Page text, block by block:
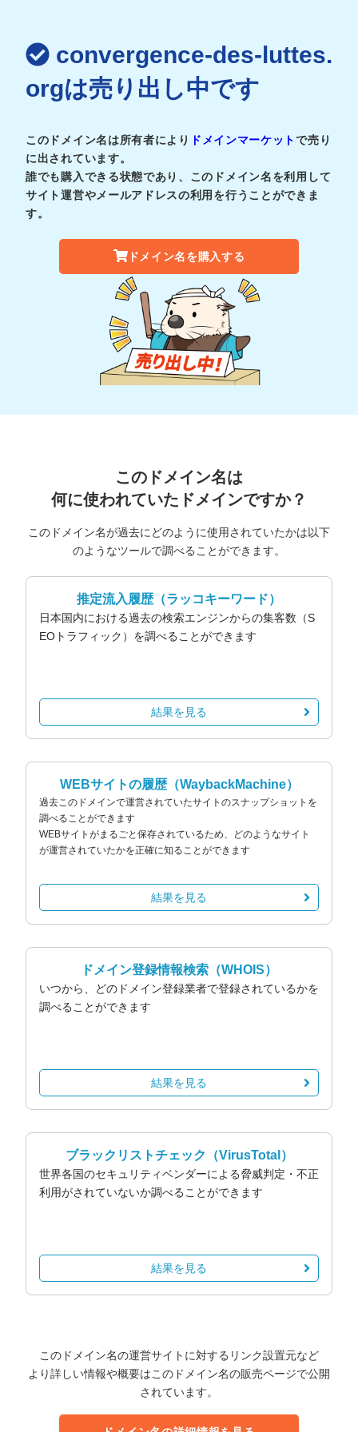
convergence-des-luttes.
orgは売り出し中です
このドメイン名は所有者により ドメインマーケットで売り
に出されています。
誰でも購入できる状態であり、このドメイン名を利用して
サイト運営やメールアドレスの利用を行うことができま
す。
ドメイン名を購入する
このドメイン名は
何に使われていたドメインですか？
このドメイン名が過去にどのように使用されていたかは以下
のようなツールで調べることができます。
推定流入履歴（ラッコキーワード）
日本国内における過去の検索エンジンからの集客数（S
EOトラフィック）を調べることができます
結果を見る
WEBサイトの履歴（WaybackMachine）
過去このドメインで運営されていたサイトのスナップショットを
調べることができます
WEBサイトがまるごと保存されているため、どのようなサイト
が運営されていたかを正確に知ることができます
結果を見る
ドメイン登録情報検索 （WHOIS）
いつから、どのドメイン登録業者で登録されているかを
調べることができます
結果を見る
ブラックリストチェック （VirusTotal）
世界各国のセキュリティベンダーによる脅威判定・不正
利用がされていないか調べることができます
結果を見る
このドメイン名の運営サイトに対するリンク設置元など
より詳しい情報や概要はこのドメイン名の販売ページで公開
されています。